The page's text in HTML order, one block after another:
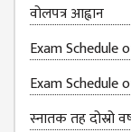
वोलपत्र आह्वान
Exam Schedule
Exam Schedule
स्नातक तह दोस्रो